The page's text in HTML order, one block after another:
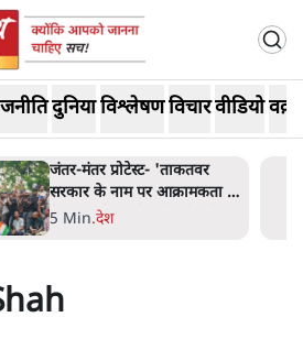
दुनियाविश्लेषणविचारवीडियो
जंतर मंतर प्रोटेस्ट: 'युवाओं को
प्रताड़ित किया जा रहा है, पर मोदी-
शाह में बोलने की हिम्मत नहीं'-
7 Min